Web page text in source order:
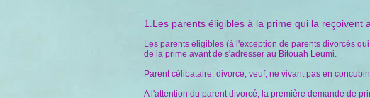
1.Les parents éligibles à la prime qui la reçoivent
Les parents éligibles (à l'exception de parents divorcés
de la prime avant de s'adresser au Bitouah Leumi.
Parent célibataire, divorcé, veuf, ne vivant pas en
A l'attention du parent divorcé, la première demande de